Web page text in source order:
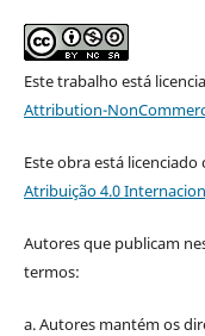
Este trabalho está
Attribution-
Este obra está licenciado
Atribuição 4.0
Autores que publicam
termos:
a. Autores mantém os